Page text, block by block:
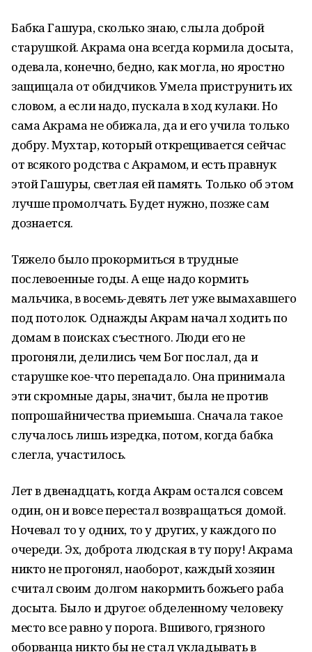
Бабка Гашура, сколько знаю, слыла доброй
старушкой. Акрама она всегда кормила досыта,
одевала, конечно, бедно, как могла, но яростно
защищала от обидчиков. Умела приструнить их
словом, а если надо, пускала в ход кулаки. Но
сама Акрама не обижала, да и его учила только
добру. Мухтар, который открещивается сейчас
от всякого родства с Акрамом, и есть правнук
этой Гашуры, светлая ей память. Только об этом
лучше промолчать. Будет нужно, позже сам
дознается.
Тяжело было прокормиться в трудные
послевоенные годы. А еще надо кормить
мальчика, в восемь-девять лет уже вымахавшего
под потолок. Однажды Акрам начал ходить по
домам в поисках съестного. Люди его не
прогоняли, делились чем Бог послал, да и
старушке кое-что перепадало. Она принимала
эти скромные дары, значит, была не против
попрошайничества приемыша. Сначала такое
случалось лишь изредка, потом, когда бабка
слегла, участилось.
Лет в двенадцать, когда Акрам остался совсем
один, он и вовсе перестал возвращаться домой.
Ночевал то у одних, то у других, у каждого по
очереди. Эх, доброта людская в ту пору! Акрама
никто не прогонял, наоборот, каждый хозяин
считал своим долгом накормить божьего раба
досыта. Было и другое: обделенному человеку
место все равно у порога. Вшивого, грязного
оборванца никто бы не стал укладывать в